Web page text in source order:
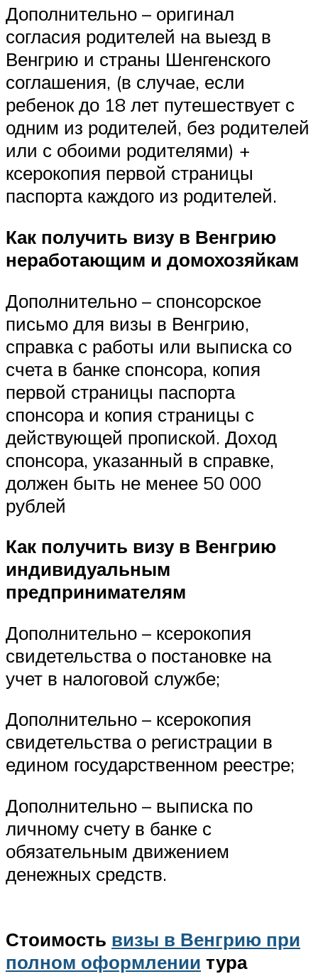
Дополнительно – оригинал
согласия родителей на выезд в
Венгрию и страны Шенгенского
соглашения, (в случае, если
ребенок до 18 лет путешествует с
одним из родителей, без родителей
или с обоими родителями) +
ксерокопия первой страницы
паспорта каждого из родителей.
Как получить визу в Венгрию
неработающим и домохозяйкам
Дополнительно – спонсорское
письмо для визы в Венгрию,
справка с работы или выписка со
счета в банке спонсора, копия
первой страницы паспорта
спонсора и копия страницы с
действующей пропиской. Доход
спонсора, указанный в справке,
должен быть не менее 50 000
рублей
Как получить визу в Венгрию
индивидуальным
предпринимателям
Дополнительно – ксерокопия
свидетельства о постановке на
учет в налоговой службе;
Дополнительно – ксерокопия
свидетельства о регистрации в
едином государственном реестре;
Дополнительно – выписка по
личному счету в банке с
обязательным движением
денежных средств.
Стоимость визы в Венгрию при
полном оформлении тура